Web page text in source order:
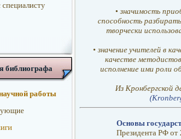
библиографа
работы
• значимость
способность
творчески
• значение учителей в
качестве
исполнение ими роли
Из Кронбергской
Основы
Президента РФ от